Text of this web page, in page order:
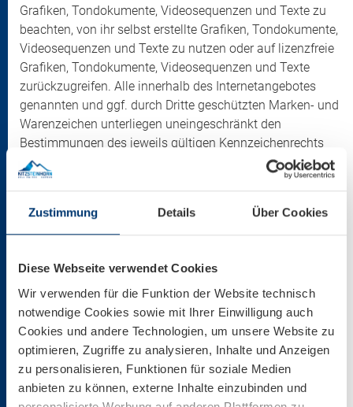
Zustimmung Details Über Cookies
Diese Webseite verwendet Cookies
Wir verwenden für die Funktion der Website technisch
notwendige Cookies sowie mit Ihrer Einwilligung auch
Cookies und andere Technologien, um unsere Website zu
optimieren, Zugriffe zu analysieren, Inhalte und Anzeigen
zu personalisieren, Funktionen für soziale Medien
anbieten zu können, externe Inhalte einzubinden und
Grafiken, Tondokumente, Videosequenzen und Texte zu
beachten, von ihr selbst erstellte Grafiken, Tondokumente,
Videosequenzen und Texte zu nutzen oder auf lizenzfreie
Grafiken, Tondokumente, Videosequenzen und Texte
zurückzugreifen. Alle innerhalb des Internetangebotes
genannten und ggf. durch Dritte geschützten Marken- und
Warenzeichen unterliegen uneingeschränkt den
Bestimmungen des jeweils gültigen Kennzeichenrechts
und den Besitzrechten der jeweiligen eingetragenen
Eigentümer. Allein aufgrund der bloßen Nennung ist nicht
Rechte Dritter geschützt sind! Das Copyright für
veröffentlichte, von der Gletscherbahnen Kaprun AG selbst
Vervielfältigung oder Verwendung solcher Grafiken,
Tondokumente, Videosequenzen und Texte in anderen
elektronischen oder gedruckten Publikationen ist ohne
ausdrückliche Zustimmung der Gletscherbahnen Kaprun
AG nicht gestattet.
Copyright/Haftung